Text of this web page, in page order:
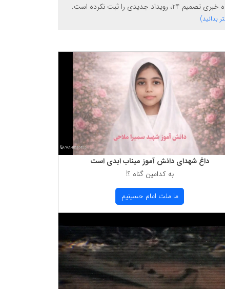
24، رویداد جدیدی را ثبت نکرده است.
بدانید)
داغ شهدای دانش آموز میناب ابدی است
به كدامین گناه ؟!
ما ملت امام حسینیم